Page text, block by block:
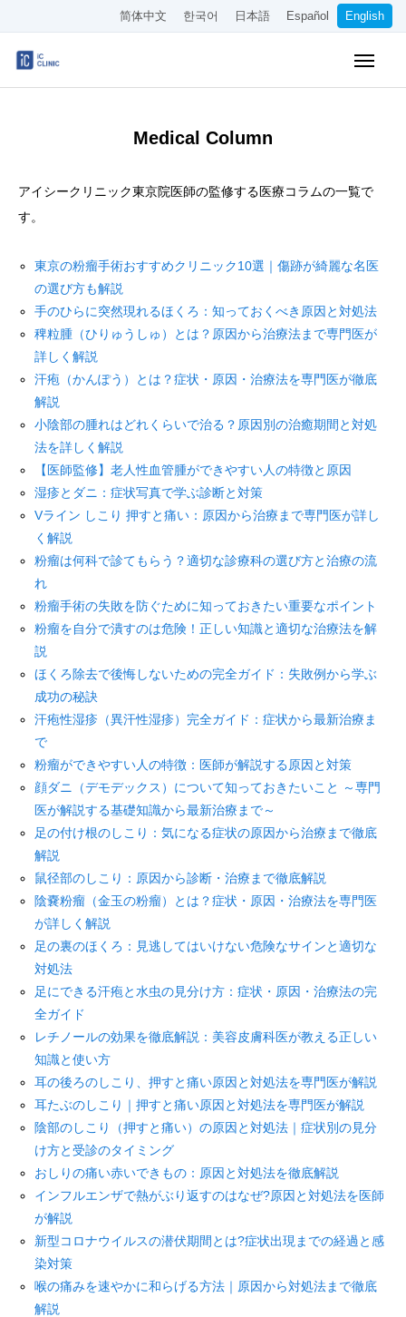
简体中文 한국어 日本語 Español English
Medical Column
アイシークリニック東京院医師の監修する医療コラムの一覧で
す。
東京の粉瘤手術おすすめクリニック10選｜傷跡が綺麗な名医
の選び方も解説
手のひらに突然現れるほくろ：知っておくべき原因と対処法
稗粒腫（ひりゅうしゅ）とは？原因から治療法まで専門医が
詳しく解説
汗疱（かんぽう）とは？症状・原因・治療法を専門医が徹底
解説
小陰部の腫れはどれくらいで治る？原因別の治癒期間と対処
法を詳しく解説
【医師監修】老人性血管腫ができやすい人の特徴と原因
湿疹とダニ：症状写真で学ぶ診断と対策
Vライン しこり 押すと痛い：原因から治療まで専門医が詳し
く解説
粉瘤は何科で診てもらう？適切な診療科の選び方と治療の流
れ
粉瘤手術の失敗を防ぐために知っておきたい重要なポイント
粉瘤を自分で潰すのは危険！正しい知識と適切な治療法を解
説
ほくろ除去で後悔しないための完全ガイド：失敗例から学ぶ
成功の秘訣
汗疱性湿疹（異汗性湿疹）完全ガイド：症状から最新治療ま
で
粉瘤ができやすい人の特徴：医師が解説する原因と対策
顔ダニ（デモデックス）について知っておきたいこと ～専門
医が解説する基礎知識から最新治療まで～
足の付け根のしこり：気になる症状の原因から治療まで徹底
解説
鼠径部のしこり：原因から診断・治療まで徹底解説
陰嚢粉瘤（金玉の粉瘤）とは？症状・原因・治療法を専門医
が詳しく解説
足の裏のほくろ：見逃してはいけない危険なサインと適切な
対処法
足にできる汗疱と水虫の見分け方：症状・原因・治療法の完
全ガイド
レチノールの効果を徹底解説：美容皮膚科医が教える正しい
知識と使い方
耳の後ろのしこり、押すと痛い原因と対処法を専門医が解説
耳たぶのしこり｜押すと痛い原因と対処法を専門医が解説
陰部のしこり（押すと痛い）の原因と対処法｜症状別の見分
け方と受診のタイミング
おしりの痛い赤いできもの：原因と対処法を徹底解説
インフルエンザで熱がぶり返すのはなぜ?原因と対処法を医師
が解説
新型コロナウイルスの潜伏期間とは?症状出現までの経過と感
染対策
喉の痛みを速やかに和らげる方法｜原因から対処法まで徹底
解説
Treatments
About Our Doctors
Medical Column
Recruitment
Other
Language
简体中文 한국어 日本語 Español English